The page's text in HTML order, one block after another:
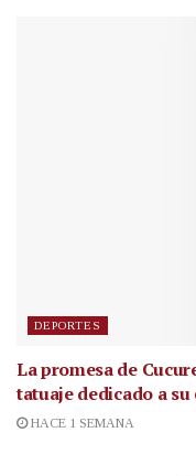
DEPORTES
La promesa de
tatuaje dedicado a
HACE 1 SEMANA